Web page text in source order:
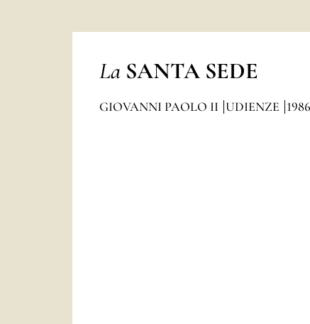
La SANTA SEDE
GIOVANNI PAOLO II UDIENZE 1986